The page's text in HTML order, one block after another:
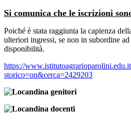
Si comunica che le iscrizioni
Poiché è stata raggiunta la capienza
ulteriori ingressi, se non in subordine
disponibilità.
https://
storico=on&cerca=2429203